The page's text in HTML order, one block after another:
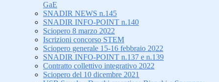
GaE
SNADIR NEWS n.145
SNADIR INFO-POINT n.140
Sciopero 8 marzo 2022
Iscrizioni concorso STEM
Sciopero generale 15-16 febbraio 2022
SNADIR INFO-POINT n.137 e n.139
Contratto collettivo integrativo 2022
Sciopero del 10 dicembre 2021